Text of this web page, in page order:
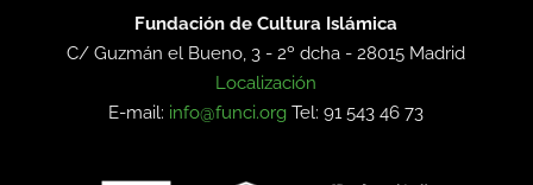
Fundación de Cultura Islámica
C/ Guzmán el Bueno, 3 - 2º dcha -28015 Madrid
Localización
E-mail: info@funci.org Tel: 91 543 46 73